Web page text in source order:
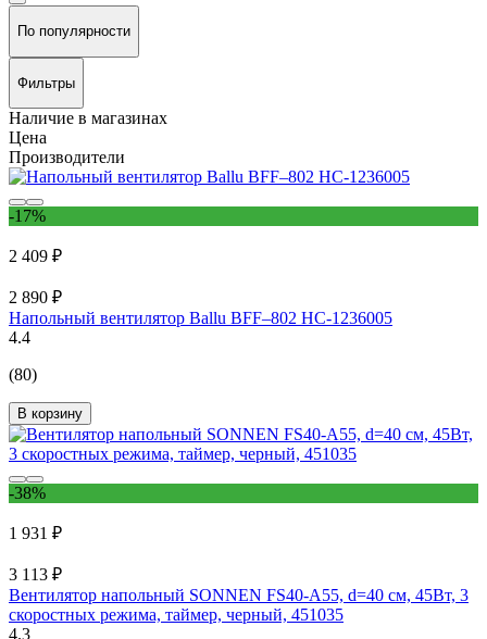
По популярности
Фильтры
Наличие в магазинах
Цена
Производители
-17%
2 409 ₽
2 890 ₽
Напольный вентилятор Ballu BFF–802 НС-1236005
4.4
(80)
В корзину
-38%
1 931 ₽
3 113 ₽
Вентилятор напольный SONNEN FS40-A55, d=40 см, 45Вт, 3
скоростных режима, таймер, черный, 451035
4.3